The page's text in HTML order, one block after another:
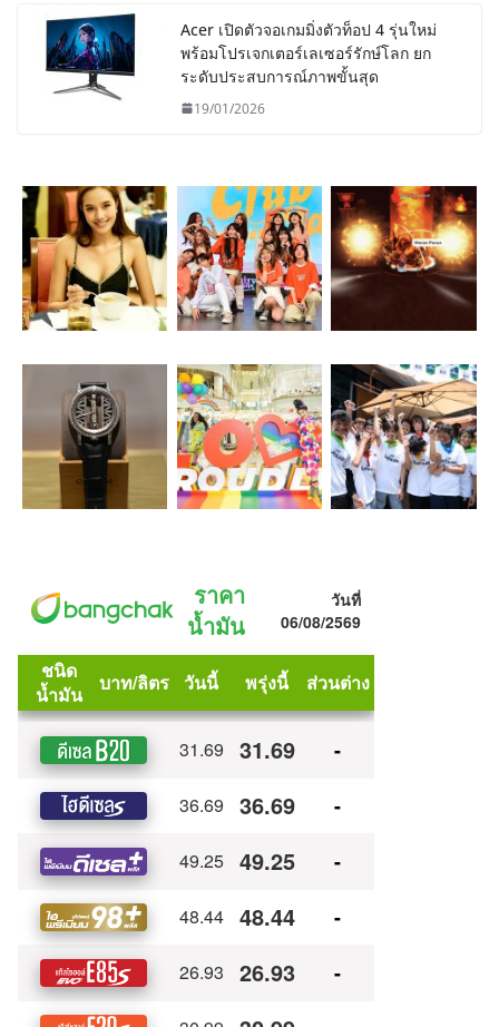
Acer เปิดตัวจอเกมมิ่งตัวท็อป 4 รุ่นใหม่
พร้อมโปรเจกเตอร์เลเซอร์รักษ์โลก ยก
ระดับประสบการณ์ภาพขั้นสุด
19/01/2026